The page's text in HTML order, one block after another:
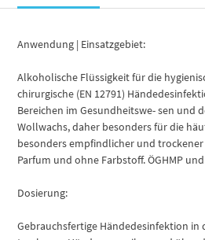
Anwendung | Einsatzgebiet:
Alkoholische Flüssigkeit für die
chirurgische (EN 12791)
Bereichen im Gesundheitswe- sen und
Wollwachs, daher besonders für die
besonders empfindlicher und
Parfum und ohne Farbstoff. ÖGHMP
Dosierung:
Gebrauchsfertige Händedesinfektion in